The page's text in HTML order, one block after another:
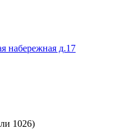
набережная д.17
1026)